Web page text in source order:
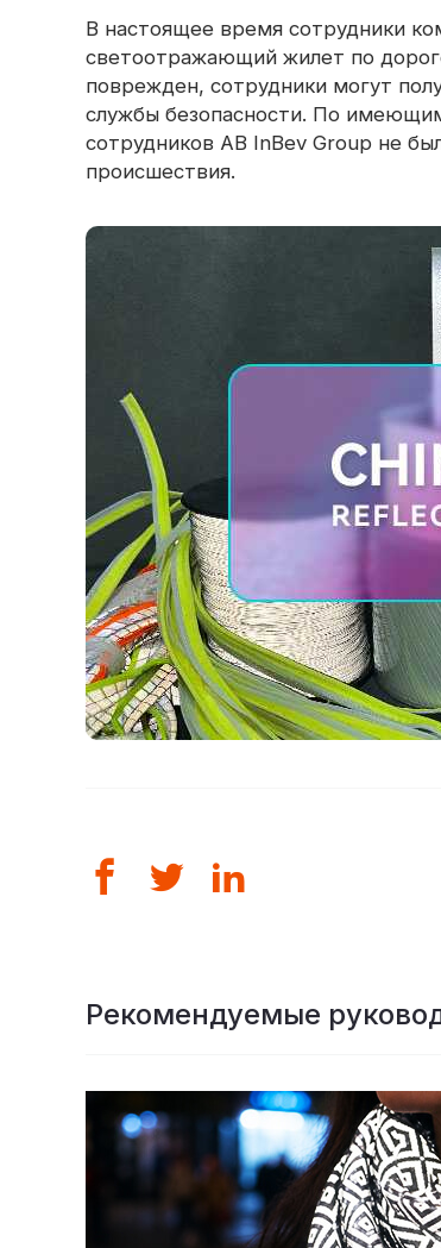
В настоящее время сотрудники
светоотражающий жилет по
поврежден, сотрудники могут
службы безопасности. По
сотрудников AB InBev Group не
происшествия.
Рекомендуемые